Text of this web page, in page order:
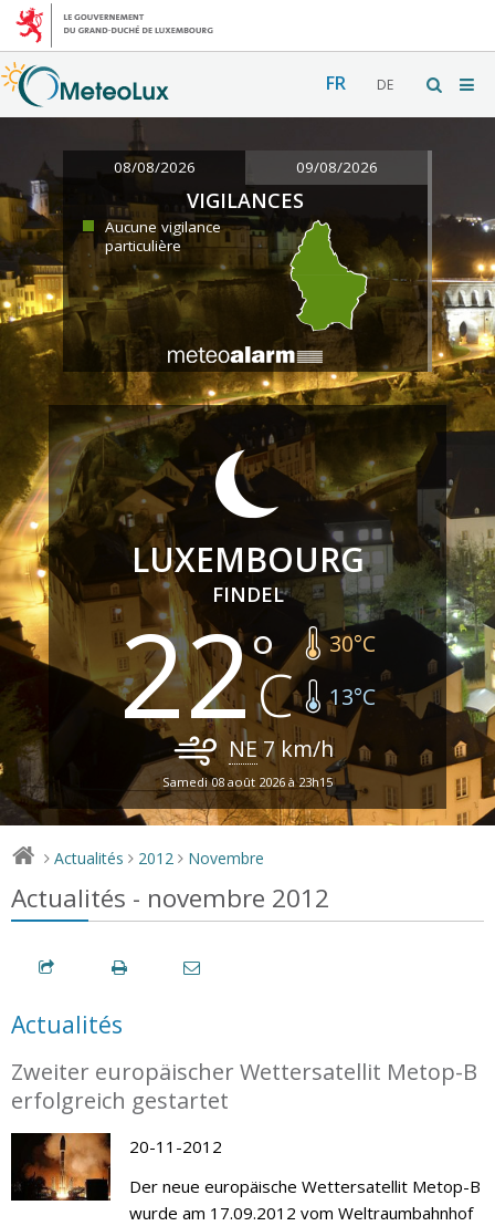
FR DE
08/08/2026 09/08/2026
VIGILANCES
Aucune vigilance
particulière
LUXEMBOURG
FINDEL
22 30°C
13°C
NE7 km/h
Samedi 08 août 2026 à 23h15
> Actualités > 2012 > Novembre
Actualités - novembre 2012
Actualités
Zweiter europäischer Wettersatellit Metop-B
erfolgreich gestartet
20-11-2012
Der neue europäische Wettersatellit Metop-B
wurde am 17.09.2012 vom Weltraumbahnhof